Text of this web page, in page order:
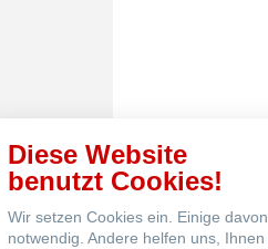
Canvas
Diese Website
benutzt Cookies!
Wir setzen Cookies ein. Einige
notwendig. Andere helfen uns,